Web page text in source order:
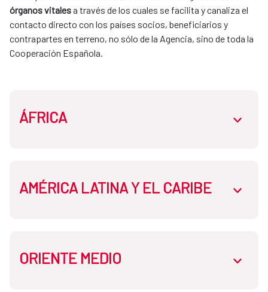
órganos vitales a través de los cuales se facilita y canaliza el
contacto directo con los países socios, beneficiarios y
contrapartes en terreno, no sólo de la Agencia, sino de toda la
Cooperación Española.
ÁFRICA
Oficina de la Cooperación Española:
Verde
AMÉRICA LATINA Y EL CARIBE
Oficina de la Cooperación Española: Bolivia
ORIENTE MEDIO